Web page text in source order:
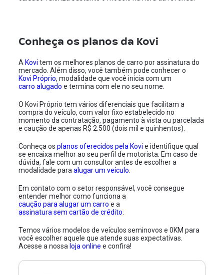
Conheça os planos da Kovi
A Kovi tem os melhores planos de carro por assinatura do
mercado. Além disso, você também pode conhecer o
Kovi Próprio, modalidade que você inicia com um
carro alugado e termina com ele no seu nome.
O Kovi Próprio tem vários diferenciais que facilitam a
compra do veículo, com valor fixo estabelecido no
momento da contratação, pagamento à vista ou parcelada
e caução de apenas R$ 2.500 (dois mil e quinhentos).
Conheça osplanos oferecidos pela Kovi e identifique qual
se encaixa melhor ao seu perfil de motorista. Em caso de
dúvida, fale com um consultor antes de escolher a
modalidade paraalugar um veículo
Em contato com o setor responsável, você consegue
entender melhor como funciona a
caução para alugar um carro e a
assinatura sem cartão de crédito
Temos vários modelos de veículos seminovos e 0KM para
você escolher aquele que atende suas expectativas.
Acesse a nossa loja online e confira!